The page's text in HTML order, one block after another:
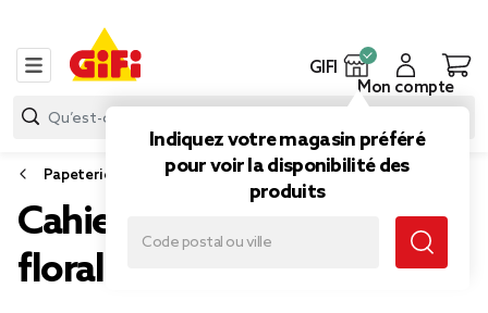
GIFI
Indiquez votre magasin préféré
pour voir la disponibilité des
produits
Mon compte
Papeterie et fournitures bureau
Cahier à spirales motif
floral A4 160 pages